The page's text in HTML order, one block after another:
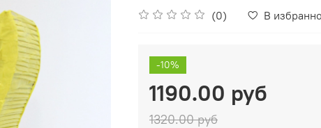
(0) В
-10%
1190.00 руб
1320.00 руб